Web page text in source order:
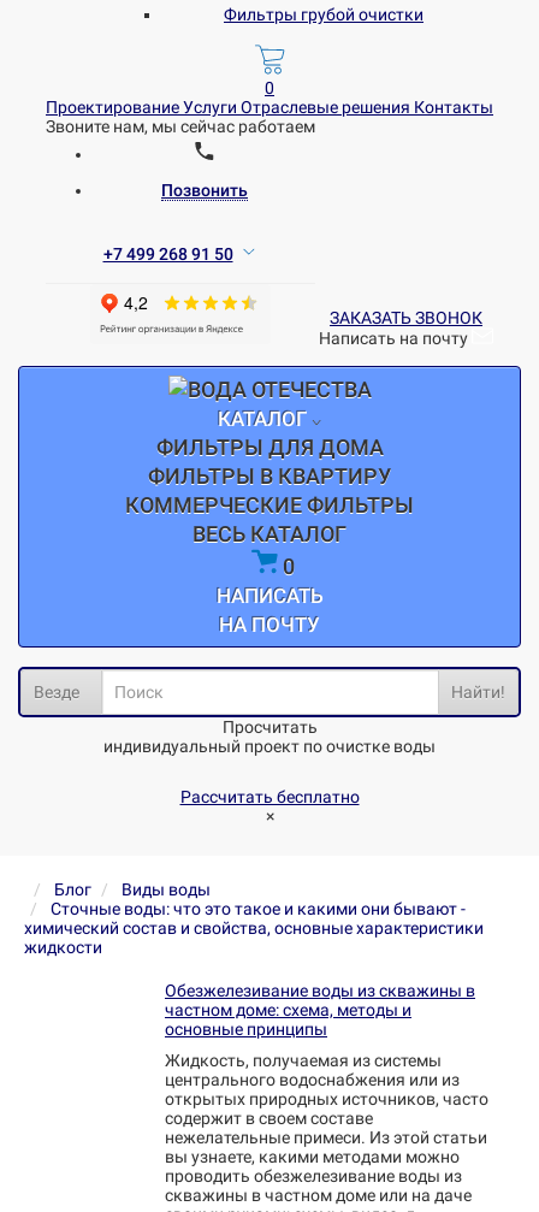
Фильтры грубой очистки
0
ПроектированиеУслуги Отраслевые решения Контакты
Звоните нам, мы сейчас работаем
Позвонить
+7 499 268 91 50
ЗАКАЗАТЬ ЗВОНОК
Написать на почту
КАТАЛОГ
ФИЛЬТРЫ ДЛЯ ДОМА
ФИЛЬТРЫ В КВАРТИРУ
КОММЕРЧЕСКИЕ ФИЛЬТРЫ
ВЕСЬ КАТАЛОГ
0
НАПИСАТЬ
НА ПОЧТУ
Везде
Найти!
Просчитать
индивидуальный проект по очистке воды
Рассчитать бесплатно
×
Блог
Виды воды
Сточные воды: что это такое и какими они бывают -
химический состав и свойства, основные характеристики
жидкости
Обезжелезивание воды из скважины в
частном доме: схема, методы и
основные принципы
Жидкость, получаемая из системы
центрального водоснабжения или из
открытых природных источников, часто
содержит в своем составе
нежелательные примеси. Из этой статьи
вы узнаете, какими методами можно
проводить обезжелезивание воды из
скважины в частном доме или на даче